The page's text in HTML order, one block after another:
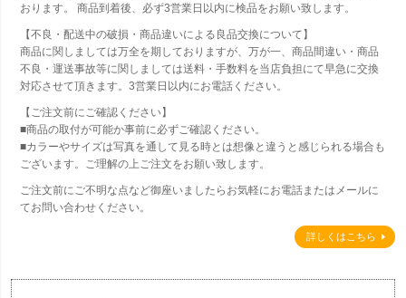
おります。 商品到着後、必ず3営業日以内に検品をお願い致します。
【不良・配送中の破損・商品違いによる良品交換について】
商品に関しましては万全を期しておりますが、万が一、商品間違い・商品
不良・運送事故等に関しましては送料・手数料を当店負担にて早急に交換
対応させて頂きます。3営業日以内にお電話ください。
【ご注文前にご確認ください】
■商品の取付が可能か事前に必ずご確認ください。
■カラーやサイズは写真を通して見る時とは想像と違うと感じられる場合も
ございます。ご理解の上ご注文をお願い致します。
ご注文前にご不明な点など御座いましたらお気軽にお電話またはメールに
てお問い合わせください。
詳しくはこちら